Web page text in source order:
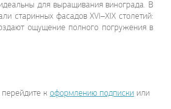
для выращивания винограда. В
старинных фасадов XVI–XIX столетий:
ощущение полного погружения в
к оформлению подписки или